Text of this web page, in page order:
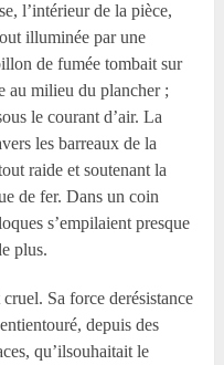
l’intérieur de la pièce,
illuminée par une
de fumée tombait sur
au milieu du plancher ;
le courant d’air. La
les barreaux de la
raide et soutenant la
de fer. Dans un coin
s’empilaient presque
plus.
Sa force derésistance
depuis des
qu’ilsouhaitait le